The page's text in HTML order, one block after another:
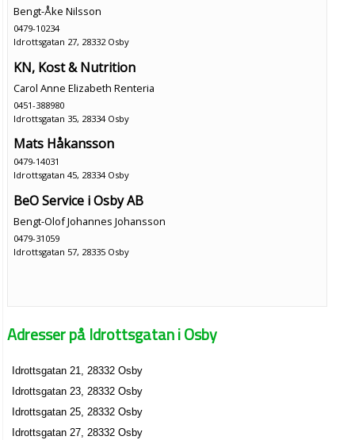
Bengt-Åke Nilsson
0479-10234
Idrottsgatan 27, 28332 Osby
KN, Kost & Nutrition
Carol Anne Elizabeth Renteria
0451-388980
Idrottsgatan 35, 28334 Osby
Mats Håkansson
0479-14031
Idrottsgatan 45, 28334 Osby
BeO Service i Osby AB
Bengt-Olof Johannes Johansson
0479-31059
Idrottsgatan 57, 28335 Osby
Adresser på Idrottsgatan i Osby
Idrottsgatan 21, 28332 Osby
Idrottsgatan 23, 28332 Osby
Idrottsgatan 25, 28332 Osby
Idrottsgatan 27, 28332 Osby